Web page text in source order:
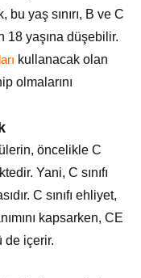
bu yaş sınırı, B ve C
18 yaşına düşebilir.
kullanacak olan
olmalarını
öncelikle C
Yani, C sınıfı
C sınıfı ehliyet,
kapsarken, CE
de içerir.